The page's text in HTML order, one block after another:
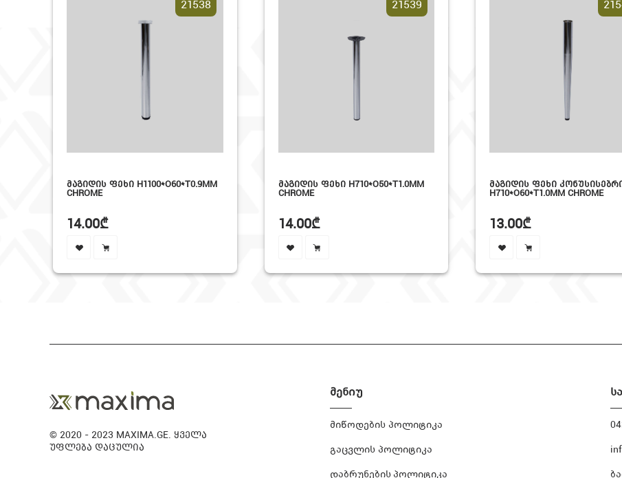
21538
ᲛᲐᲒᲘᲓᲘᲡ ᲤᲔᲮᲘ H1100*O60*T0.9MM
CHROME
14.00₾
21539
ᲛᲐᲒᲘᲓᲘᲡ ᲤᲔᲮᲘ H710*O50*T1.0MM
CHROME
14.00₾
21540
ᲛᲐᲒᲘᲓᲘᲡ ᲤᲔᲮᲘ ᲙᲝᲜᲣᲡᲘᲡᲔᲑᲠᲘ
H710*O60*T1.0MM CHROME
13.00₾
© 2020 - 2023 MAXIMA.GE. ყველა
უფლება დაცულია
მენიუ
მიწოდების პოლიტიკა
გაცვლის პოლიტიკა
დაბრუნების პოლიტიკა